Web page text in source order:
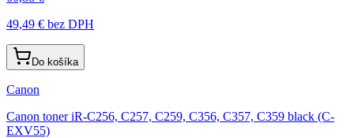
49,49 € bez DPH
Do košíka
Canon
Canon toner iR-C256, C257, C259, C356, C357, C359 black (C-
EXV55)